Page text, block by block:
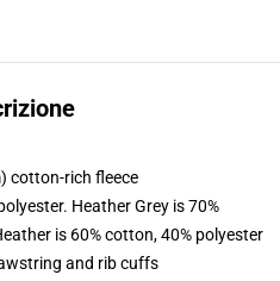
cotton-rich fleece
Heather Grey is 70%
is 60% cotton, 40% polyester
and rib cuffs